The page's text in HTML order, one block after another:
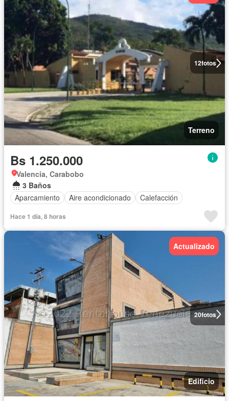
12fotos
Terreno
Bs 1.250.000
Valencia, Carabobo
3 Baños
Aparcamiento
Aire acondicionado Calefacción
Hace 1 día, 8 horas
20fotos
Actualizado
Edificio